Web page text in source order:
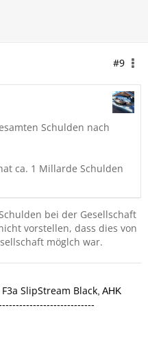
#9
Schulden nach
ca. 1 Millarde Schulden
bei der Gesellschaft
vorstellen, dass dies von
möglch war.
F3a SlipStream Black AHK